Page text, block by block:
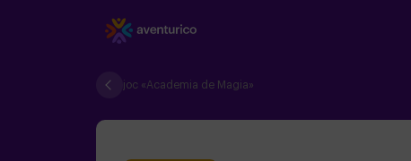
joc «Academia de Magia»